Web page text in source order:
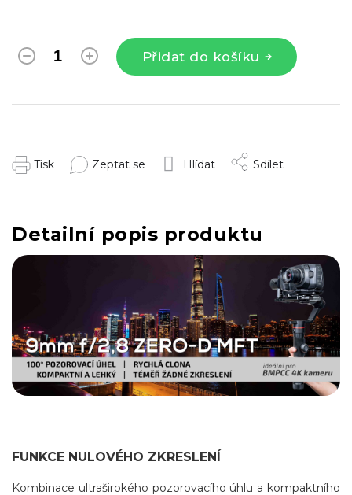
Přidat do košíku
Tisk Zeptat se Hlídat Sdílet
Detailní popis produktu
FUNKCE NULOVÉHO ZKRESLENÍ
Kombinace ultraširokého pozorovacího úhlu a kompaktního